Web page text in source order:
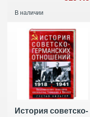
В наличии
История советско-